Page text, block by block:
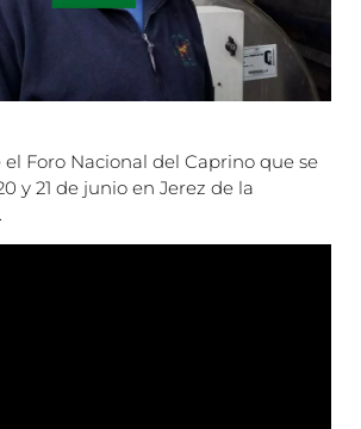
Foro Nacional del Caprino que se
y 21 de junio en Jerez de la